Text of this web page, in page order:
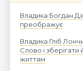
Владика Богдан
преображує
Владика Гліб
Слово і
життям